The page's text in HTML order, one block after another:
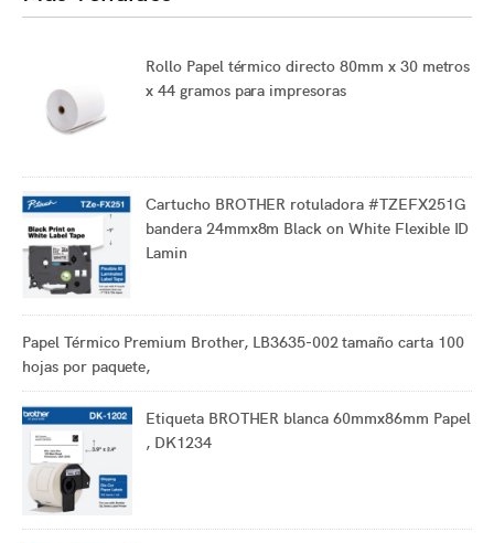
Rollo Papel térmico directo 80mm x 30 metros
x 44 gramos para impresoras
Cartucho BROTHER rotuladora #TZEFX251G
bandera 24mmx8m Black on White Flexible ID
Lamin
Papel Térmico Premium Brother, LB3635-002 tamaño carta 100
hojas por paquete,
Etiqueta BROTHER blanca 60mmx86mm Papel
, DK1234